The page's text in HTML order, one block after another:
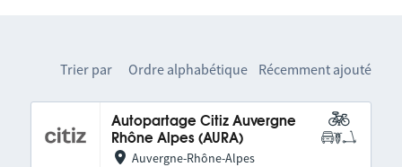
Trier par Ordre alphabétique Récemment ajouté
Autopartage Citiz Auvergne
Rhône Alpes (AURA)
Auvergne-Rhône-Alpes